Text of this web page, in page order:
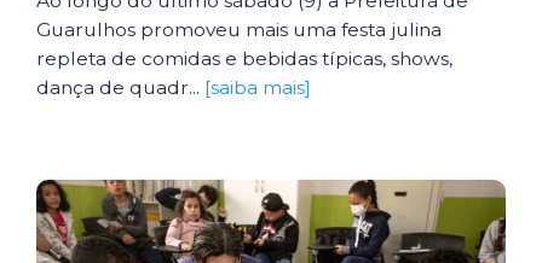
Guarulhos promoveu mais uma festa julina
repleta de comidas e bebidas típicas, shows,
dança de quadr... [saiba mais]